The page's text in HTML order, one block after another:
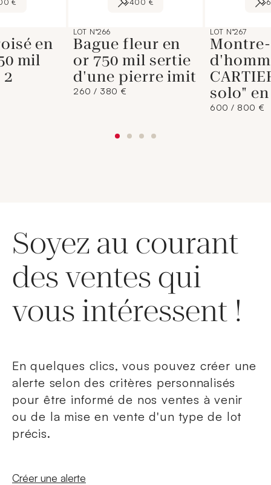
€
en
mil
2
400 €
LOT N°266
Bague fleur en
or 750 mil sertie
d'une pierre imit
260 / 380 €
LOT N°267
solo"
600 / 800 €
Soyez au courant
des ventes qui
vous intéressent !
En quelques clics, vous pouvez créer une
alerte selon des critères personnalisés
pour être informé de nos ventes à venir
ou de la mise en vente d'un type de lot
précis.
Nouvelle fenêtre
Créer une alerte